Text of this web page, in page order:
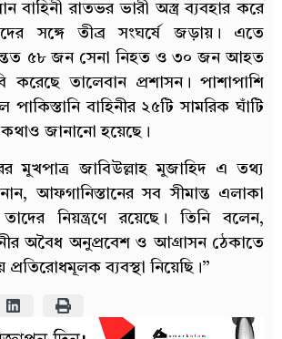
রাতভর ভারী অস্ত্র ব্যবহার করে
সঙ্গে তীব্র সংঘর্ষে জড়ায়। এতে
৫৮ জন সেনা নিহত ও ৩০ জন আহত
করেছে তালেবান প্রশাসন। পাশাপাশি
পাকিস্তানি বাহিনীর ২৫টি সামরিক ঘাঁটি
কথাও জানানো হয়েছে।
মুখপাত্র জাবিউল্লাহ মুজাহিদ এ তথ্য
আফগানিস্তানের সব সীমান্ত এলাকা
তাদের নিয়ন্ত্রণে রয়েছে। তিনি বলেন,
অবৈধ অনুপ্রবেশ ও আগ্রাসন ঠেকাতে
ব্যবস্থা নিয়েছি।”